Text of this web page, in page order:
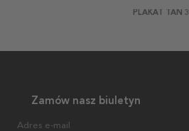
PLAKAT TAN 3
Zamów nasz biuletyn
Adres e-mail